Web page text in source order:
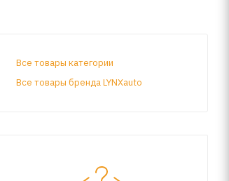
Все товары категории
Все товары бренда LYNXauto